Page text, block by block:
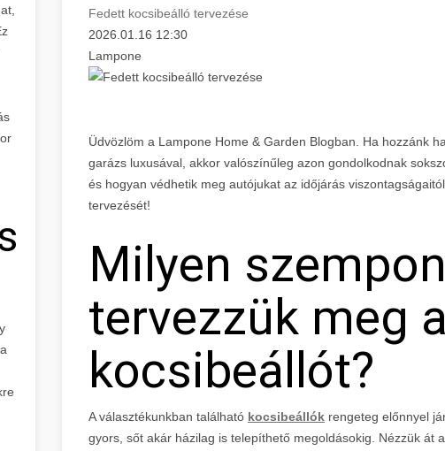
Fedett kocsibeálló tervezése
2026.01.16 12:30
Lampone
Üdvözlöm a Lampone Home & Garden Blogban. Ha hozzánk
garázs luxusával, akkor valószínűleg azon gondolkodnak
és hogyan védhetik meg autójukat az időjárás
tervezését!
Milyen
tervezzük meg a
kocsibeállót?
A választékunkban található kocsibeállók rengeteg előnnyel
gyors, sőt akár házilag is telepíthető megoldásokig. Nézzük át